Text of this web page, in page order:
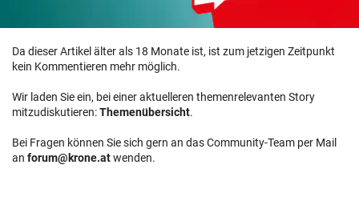
Da dieser Artikel älter als 18 Monate ist, ist zum jetzigen Zeitpunkt
kein Kommentieren mehr möglich.
Wir laden Sie ein, bei einer aktuelleren themenrelevanten Story
mitzudiskutieren:Themenübersicht.
Bei Fragen können Sie sich gern an das Community-Team per Mail
an forum@krone.atwenden.